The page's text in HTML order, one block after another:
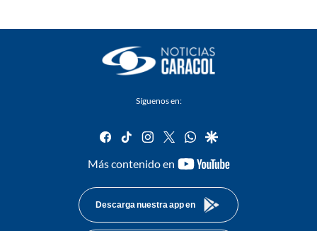
Síguenos en:
facebook
tiktok instagram
twitterwhatsapp
google
Más contenido en
youtube-
Descarga nuestra app en